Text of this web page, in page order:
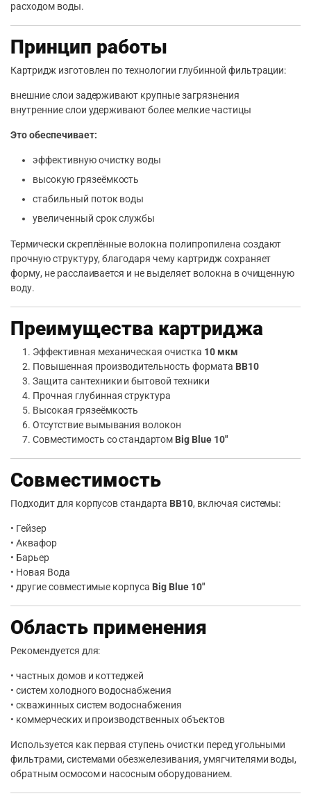
расходом воды.
Принцип работы
Картридж изготовлен по технологии глубинной фильтрации:
внешние слои задерживают крупные загрязнения
внутренние слои удерживают более мелкие частицы
Это обеспечивает:
эффективную очистку воды
высокую грязеёмкость
стабильный поток воды
увеличенный срок службы
Термически скреплённые волокна полипропилена создают
прочную структуру, благодаря чему картридж сохраняет
форму, не расслаивается и не выделяет волокна в очищенную
воду.
Преимущества картриджа
Эффективная механическая очистка 10 мкм
Повышенная производительность формата BB10
Защита сантехники и бытовой техники
Прочная глубинная структура
Высокая грязеёмкость
Отсутствие вымывания волокон
Совместимость со стандартом Big Blue 10″
Совместимость
Подходит для корпусов стандарта BB10, включая системы:
• Гейзер
• Аквафор
• Барьер
• Новая Вода
• другие совместимые корпуса Big Blue 10″
Область применения
Рекомендуется для:
• частных домов и коттеджей
• систем холодного водоснабжения
• скважинных систем водоснабжения
• коммерческих и производственных объектов
Используется как первая ступень очистки перед угольными
фильтрами, системами обезжелезивания, умягчителями воды,
обратным осмосом и насосным оборудованием.